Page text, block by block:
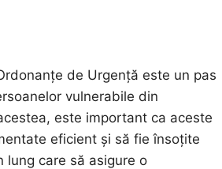
de Urgență este un pas
vulnerabile din
este important ca aceste
eficient și să fie însoțite
lung care să asigure o